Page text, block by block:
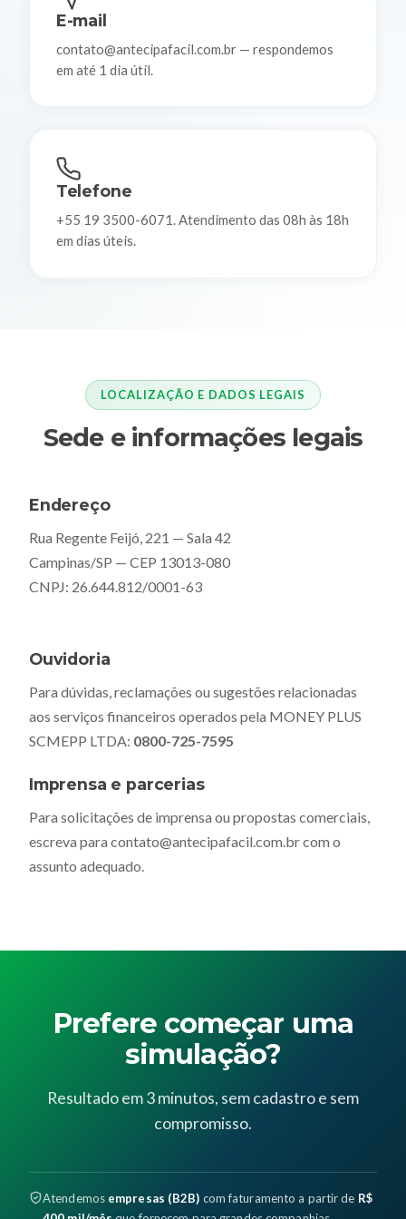
E-mail
contato@antecipafacil.com.br — respondemos
em até 1 dia útil.
Telefone
+55 19 3500-6071. Atendimento das 08h às 18h
em dias úteis.
LOCALIZAÇÃO E DADOS LEGAIS
Sede e informações legais
Endereço
Rua Regente Feijó, 221 — Sala 42
Campinas/SP — CEP 13013-080
CNPJ: 26.644.812/0001-63
Ouvidoria
Para dúvidas, reclamações ou sugestões relacionadas
aos serviços financeiros operados pela MONEY PLUS
SCMEPP LTDA: 0800-725-7595
Imprensa e parcerias
Para solicitações de imprensa ou propostas comerciais,
escreva para contato@antecipafacil.com.br com o
assunto adequado.
Prefere começar uma
simulação?
Resultado em 3 minutos, sem cadastro e sem
compromisso.
Atendemos empresas (B2B) com faturamento a partir de R$